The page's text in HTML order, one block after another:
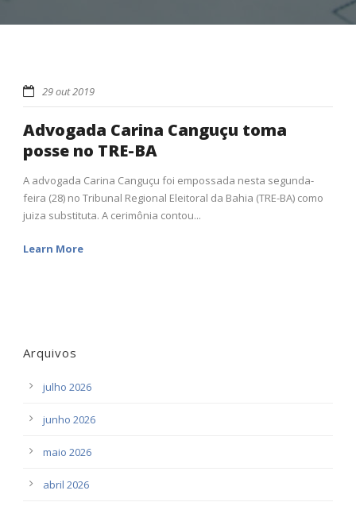
29 out 2019
Advogada Carina Canguçu toma
posse no TRE-BA
A advogada Carina Canguçu foi empossada nesta segunda-
feira (28) no Tribunal Regional Eleitoral da Bahia (TRE-BA) como
juiza substituta. A cerimônia contou...
Learn More
Arquivos
julho 2026
junho 2026
maio 2026
abril 2026